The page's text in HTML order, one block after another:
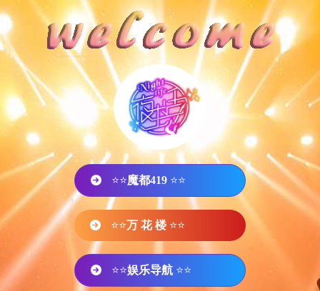
⭐⭐魔都419 ⭐⭐
⭐⭐万 花 楼 ⭐⭐
⭐⭐娱乐导航 ⭐⭐